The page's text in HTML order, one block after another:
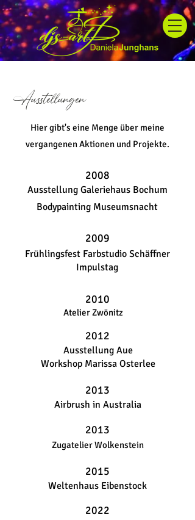
Ausstellungen
Hier gibt's eine Menge über meine
vergangenen Aktionen und Projekte.
2008
Ausstellung Galeriehaus Bochum
Bodypainting Museumsnacht
2009
Frühlingsfest Farbstudio Schäffner
Impulstag
2010
Atelier Zwönitz
2012
Ausstellung Aue
Workshop Marissa Osterlee
2013
Airbrush in Australia
2013
Zugatelier Wolkenstein
2015
Weltenhaus Eibenstock
2022